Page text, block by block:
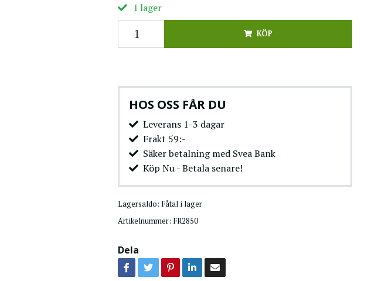
I lager
KÖP
HOS OSS FÅR DU
Leverans 1-3 dagar
Frakt 59:-
Säker betalning med Svea Bank
Köp Nu - Betala senare!
Lagersaldo: Fåtal i lager
Artikelnummer: FR2850
Dela